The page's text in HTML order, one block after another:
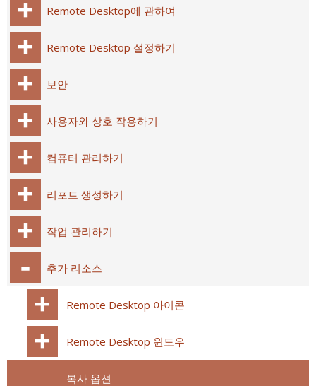
Remote Desktop에 관하여
Remote Desktop 설정하기
보안
사용자와 상호 작용하기
컴퓨터 관리하기
리포트 생성하기
작업 관리하기
추가 리소스
Remote Desktop 아이콘
Remote Desktop 윈도우
복사 옵션